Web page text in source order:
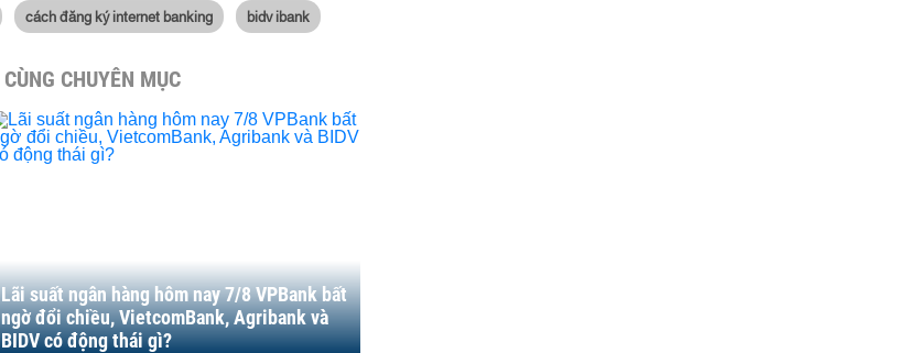
cách đăng ký internet banking bidv ibank
CÙNG CHUYÊN MỤC
Lãi suất ngân hàng hôm nay 7/8 VPBank bất
ngờ đổi chiều, VietcomBank, Agribank và
BIDV có động thái gì?